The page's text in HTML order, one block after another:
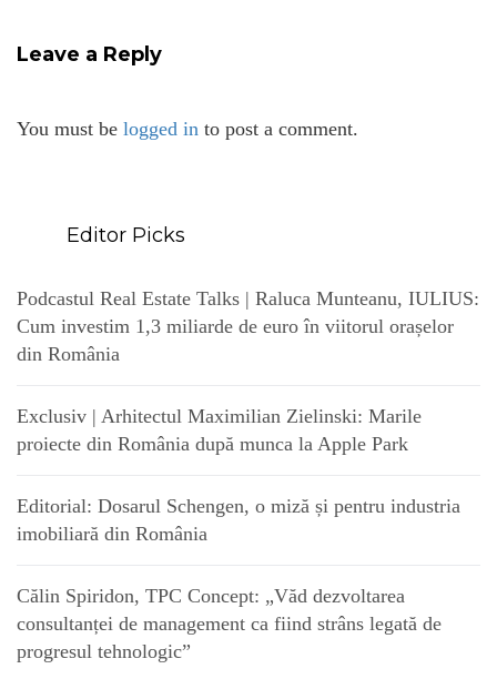
Leave a Reply
You must be logged in to post a comment.
Editor Picks
Podcastul Real Estate Talks | Raluca Munteanu, IULIUS:
Cum investim 1,3 miliarde de euro în viitorul orașelor
din România
Exclusiv | Arhitectul Maximilian Zielinski: Marile
proiecte din România după munca la Apple Park
Editorial: Dosarul Schengen, o miză și pentru industria
imobiliară din România
Călin Spiridon, TPC Concept: „Văd dezvoltarea
consultanței de management ca fiind strâns legată de
progresul tehnologic”